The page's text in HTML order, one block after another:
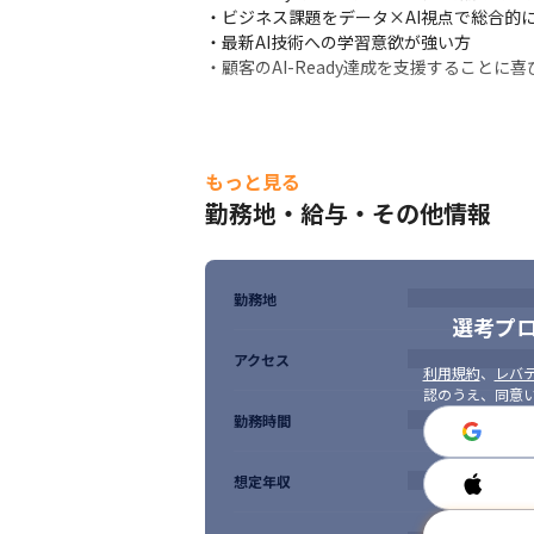
・ビジネス課題をデータ×AI視点で総合的
・最新AI技術への学習意欲が強い方
・顧客のAI-Ready達成を支援することに喜
もっと見る
勤務地・給与・その他情報
選考プ
利用規約、
レバ
認のうえ、同意
勤務地
アクセス
勤務時間
想定年収